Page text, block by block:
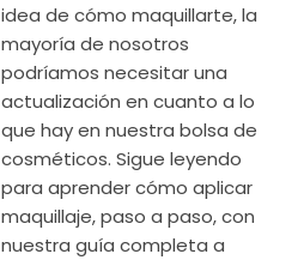
idea de cómo maquillarte, la
mayoría de nosotros
podríamos necesitar una
actualización en cuanto a lo
que hay en nuestra bolsa de
cosméticos. Sigue leyendo
para aprender cómo aplicar
maquillaje, paso a paso, con
nuestra guía completa a